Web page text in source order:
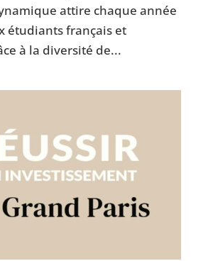
attire chaque année
étudiants français et
à la diversité de...